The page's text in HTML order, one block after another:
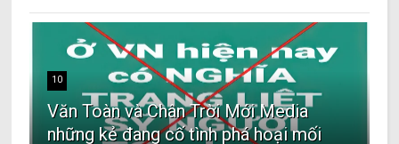
10
Văn Toàn và Chân Trời Mới Media
những kẻ đang cố tình phá hoại mối